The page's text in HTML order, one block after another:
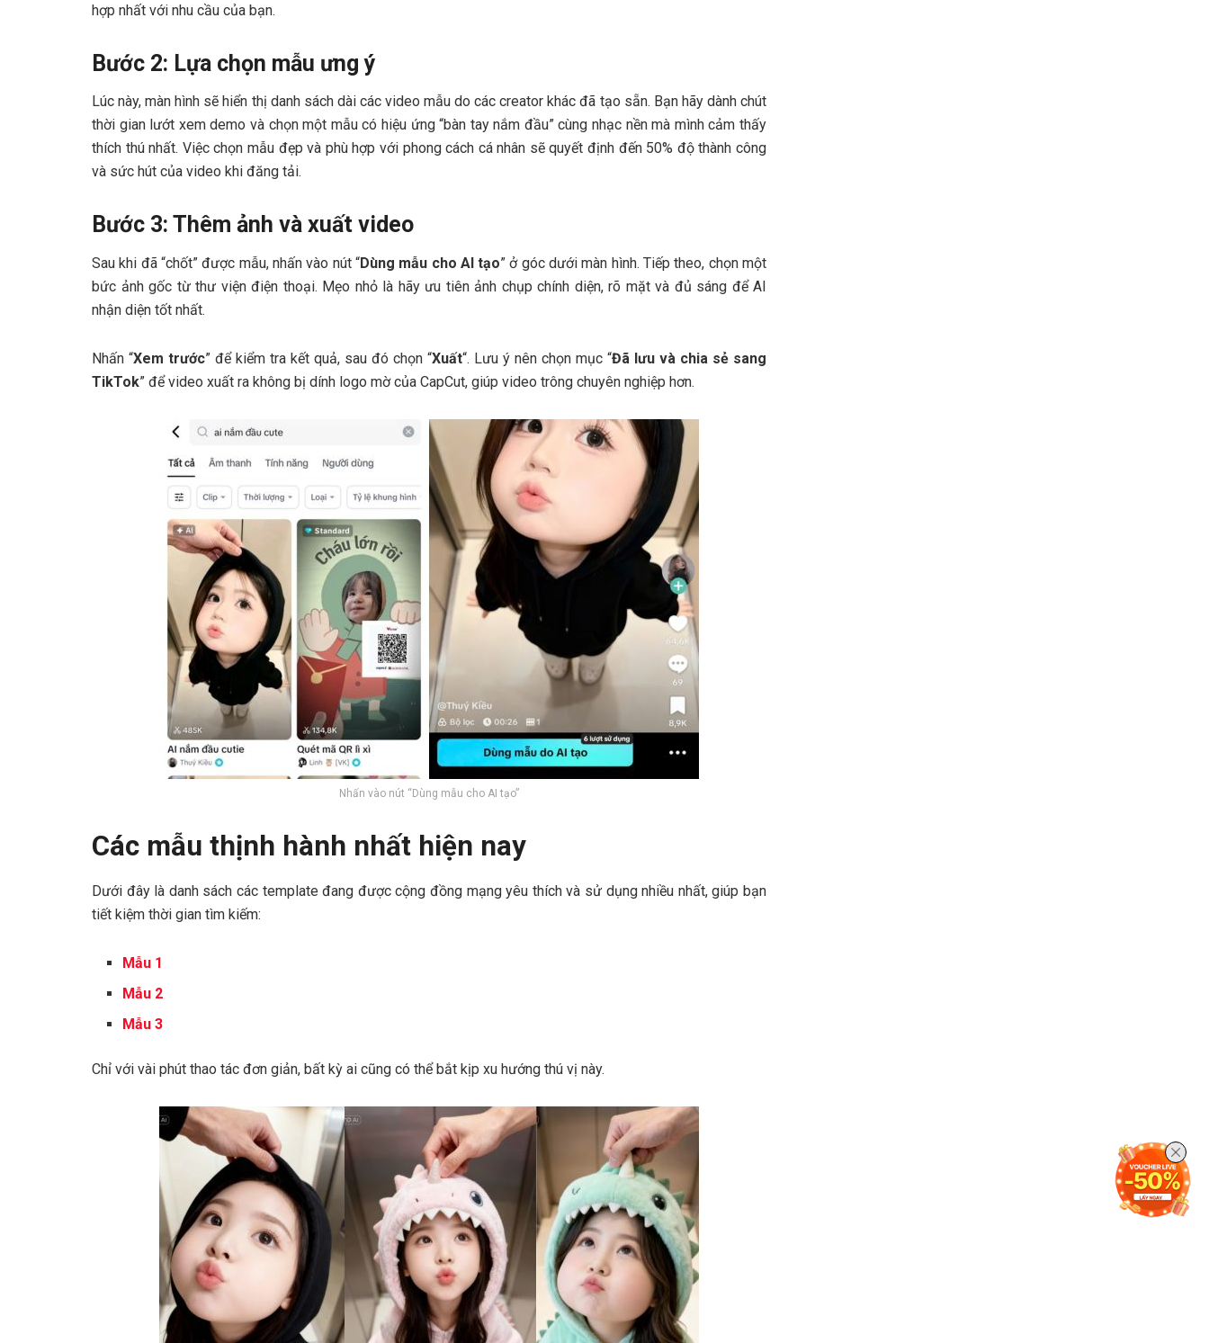
hợp nhất với nhu cầu của bạn.
Bước 2: Lựa chọn mẫu ưng ý
Lúc này, màn hình sẽ hiển thị danh sách dài các video mẫu do các creator khác đã tạo sẵn. Bạn hãy dành chút
thời gian lướt xem demo và chọn một mẫu có hiệu ứng “bàn tay nắm đầu” cùng nhạc nền mà mình cảm thấy
thích thú nhất. Việc chọn mẫu đẹp và phù hợp với phong cách cá nhân sẽ quyết định đến 50% độ thành công
và sức hút của video khi đăng tải.
Bước 3: Thêm ảnh và xuất video
Sau khi đã “chốt” được mẫu, nhấn vào nút “Dùng mẫu cho AI tạo” ở góc dưới màn hình. Tiếp theo, chọn một
bức ảnh gốc từ thư viện điện thoại. Mẹo nhỏ là hãy ưu tiên ảnh chụp chính diện, rõ mặt và đủ sáng để AI
nhận diện tốt nhất.
Nhấn “Xem trước” để kiểm tra kết quả, sau đó chọn “Xuất“. Lưu ý nên chọn mục “Đã lưu và chia sẻ sang
TikTok” để video xuất ra không bị dính logo mờ của CapCut, giúp video trông chuyên nghiệp hơn.
Nhấn vào nút “Dùng mẫu cho AI tạo”
Các mẫu thịnh hành nhất hiện nay
Dưới đây là danh sách các template đang được cộng đồng mạng yêu thích và sử dụng nhiều nhất, giúp bạn
tiết kiệm thời gian tìm kiếm:
Mẫu 1
Mẫu 2
Mẫu 3
Chỉ với vài phút thao tác đơn giản, bất kỳ ai cũng có thể bắt kịp xu hướng thú vị này.